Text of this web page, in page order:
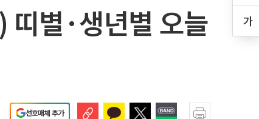
가
별·생년별 오늘
선호매체 추가